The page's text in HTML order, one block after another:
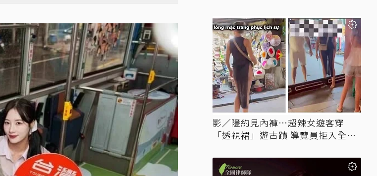
影／隱約見內褲…超辣女遊客穿
「透視裙」遊古蹟 導覽員拒入全網